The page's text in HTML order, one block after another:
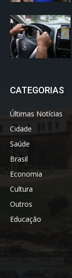
CATEGORIAS
Últimas Notícias
Cidade
Saúde
Brasil
Economia
Cultura
Outros
Educação